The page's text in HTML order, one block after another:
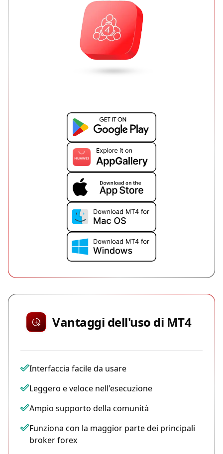
Vantaggi dell'uso di MT4
Interfaccia facile da usare
Leggero e veloce nell'esecuzione
Ampio supporto della comunità
Funziona con la maggior parte dei principali
broker forex